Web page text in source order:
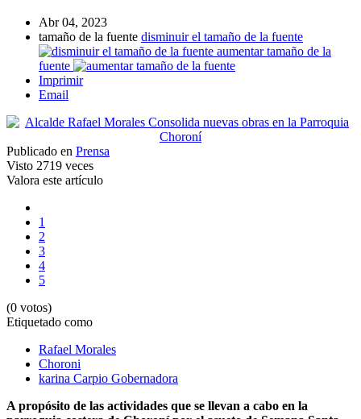
Abr 04, 2023
tamaño de la fuente disminuir el tamaño de la fuente
aumentar tamaño de la
fuente
Imprimir
Email
Publicado en Prensa
Visto 2719 veces
Valora este artículo
1
2
3
4
5
(0 votos)
Etiquetado como
Rafael Morales
Choroni
karina Carpio Gobernadora
A propósito de las actividades que se llevan a cabo en la